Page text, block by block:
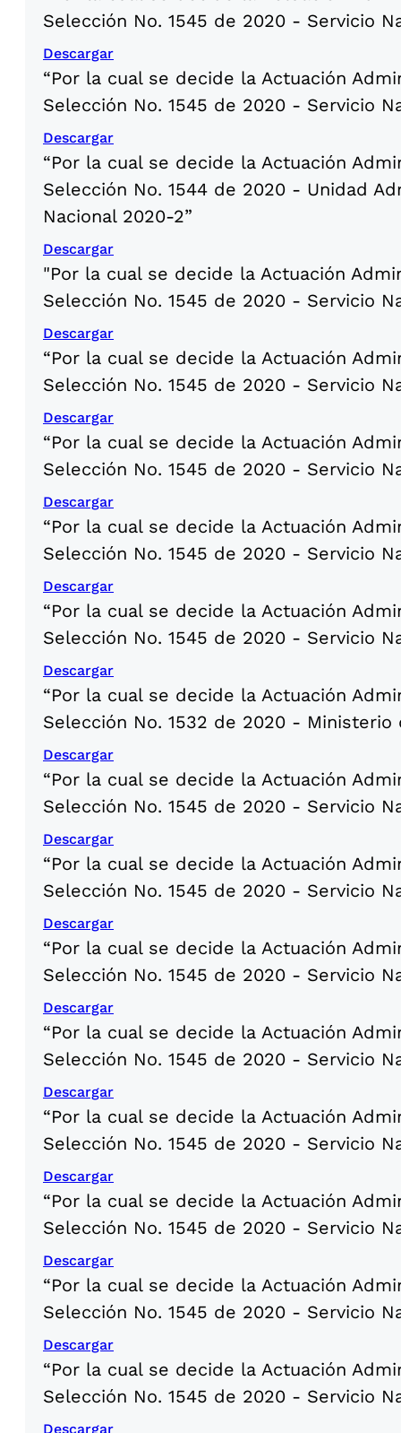
Selección No. 1545 de 2020 - Servicio
Descargar
“Por la cual se decide la Actuación
Selección No. 1545 de 2020 - Servicio
Descargar
“Por la cual se decide la Actuación
Selección No. 1544 de 2020 - Unidad
Nacional 2020-2”
Descargar
"Por la cual se decide la Actuación
Selección No. 1545 de 2020 - Servicio
Descargar
“Por la cual se decide la Actuación
Selección No. 1545 de 2020 - Servicio
Descargar
“Por la cual se decide la Actuación
Selección No. 1545 de 2020 - Servicio
Descargar
“Por la cual se decide la Actuación
Selección No. 1545 de 2020 - Servicio
Descargar
“Por la cual se decide la Actuación
Selección No. 1545 de 2020 - Servicio
Descargar
“Por la cual se decide la Actuación
Selección No. 1532 de 2020 -
Descargar
“Por la cual se decide la Actuación
Selección No. 1545 de 2020 - Servicio
Descargar
“Por la cual se decide la Actuación
Selección No. 1545 de 2020 - Servicio
Descargar
“Por la cual se decide la Actuación
Selección No. 1545 de 2020 - Servicio
Descargar
“Por la cual se decide la Actuación
Selección No. 1545 de 2020 - Servicio
Descargar
“Por la cual se decide la Actuación
Selección No. 1545 de 2020 - Servicio
Descargar
“Por la cual se decide la Actuación
Selección No. 1545 de 2020 - Servicio
Descargar
“Por la cual se decide la Actuación
Selección No. 1545 de 2020 - Servicio
Descargar
“Por la cual se decide la Actuación
Selección No. 1545 de 2020 - Servicio
Descargar